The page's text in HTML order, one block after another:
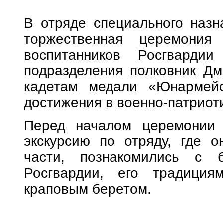
В отряде специального
торжественная
воспитанников
подразделения полковник
кадетам медали
достижения в военно-
Перед началом церемонии
экскурсию по отряду, где
части, познакомились с
Росгвардии, его
краповым беретом.